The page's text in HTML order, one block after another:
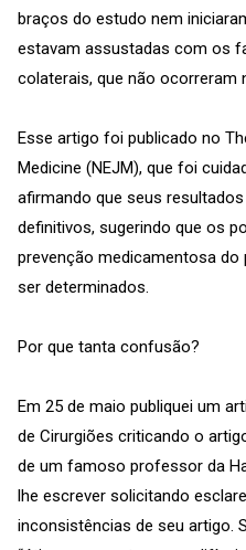
braços do estudo nem
estavam assustadas com os
colaterais, que não ocorreram
Esse artigo foi publicado no
Medicine (NEJM), que foi
afirmando que seus
definitivos, sugerindo que os
prevenção medicamentosa
ser determinados.
Por que tanta confusão?
Em 25 de maio publiquei um
de Cirurgiões criticando o
de um famoso professor da
lhe escrever solicitando
inconsistências de seu artigo.